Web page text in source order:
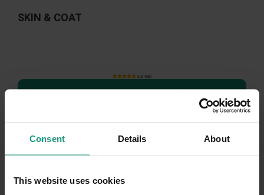
Consent Details About
This website uses cookies
SKIN & COAT
5.0 (46)